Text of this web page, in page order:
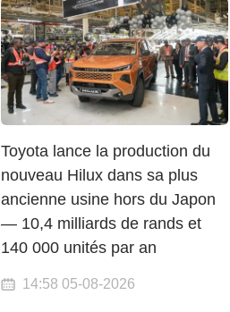
Toyota lance la production du
nouveau Hilux dans sa plus
ancienne usine hors du Japon
— 10,4 milliards de rands et
140 000 unités par an
14:58 05-08-2026